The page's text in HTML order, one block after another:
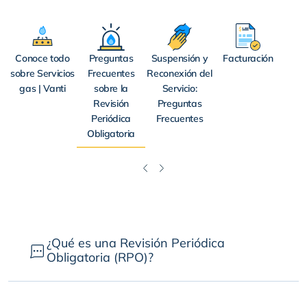
Conoce todo
sobre Servicios
gas | Vanti
Preguntas
Frecuentes
sobre la
Revisión
Periódica
Obligatoria
Suspensión y
Reconexión del
Servicio:
Preguntas
Frecuentes
Facturación
¿Qué es una Revisión Periódica
Obligatoria (RPO)?